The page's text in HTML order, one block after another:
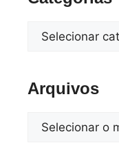
Arquivos